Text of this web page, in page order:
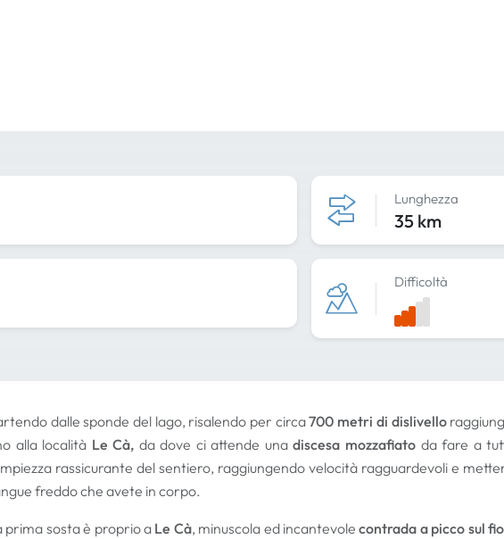
Lunghezza
35 km
Difficoltà
dalle sponde del lago, risalendo per circa700 metri di dislivello
alla località Le Cà, da dove ci attende unadiscesa mozzafiatoda fare a
rassicurante del sentiero, raggiungendo velocità ragguardevoli e
freddo che avete in corpo.
prima sosta è proprio aLe Cà, minuscola ed incantevolecontrada a picco sul